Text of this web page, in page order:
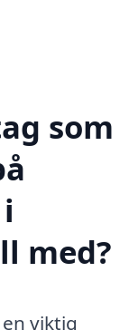
som
med?
viktig